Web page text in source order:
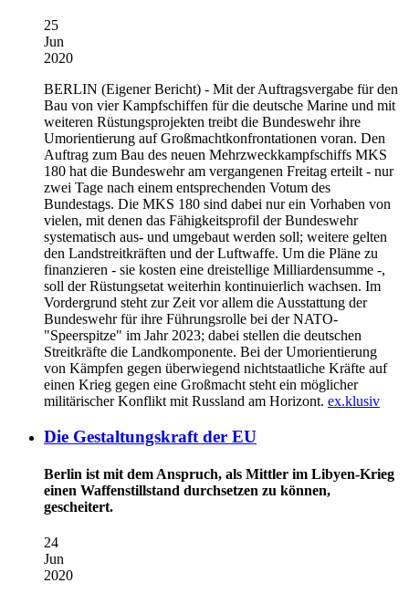
25
Jun
2020
BERLIN (Eigener Bericht) - Mit der Auftragsvergabe für den
Bau von vier Kampfschiffen für die deutsche Marine und mit
weiteren Rüstungsprojekten treibt die Bundeswehr ihre
Umorientierung auf Großmachtkonfrontationen voran. Den
Auftrag zum Bau des neuen Mehrzweckkampfschiffs MKS
180 hat die Bundeswehr am vergangenen Freitag erteilt - nur
zwei Tage nach einem entsprechenden Votum des
Bundestags. Die MKS 180 sind dabei nur ein Vorhaben von
vielen, mit denen das Fähigkeitsprofil der Bundeswehr
systematisch aus- und umgebaut werden soll; weitere gelten
den Landstreitkräften und der Luftwaffe. Um die Pläne zu
finanzieren - sie kosten eine dreistellige Milliardensumme -,
soll der Rüstungsetat weiterhin kontinuierlich wachsen. Im
Vordergrund steht zur Zeit vor allem die Ausstattung der
Bundeswehr für ihre Führungsrolle bei der NATO-
"Speerspitze" im Jahr 2023; dabei stellen die deutschen
Streitkräfte die Landkomponente. Bei der Umorientierung
von Kämpfen gegen überwiegend nichtstaatliche Kräfte auf
einen Krieg gegen eine Großmacht steht ein möglicher
militärischer Konflikt mit Russland am Horizont. ex.klusiv
Die Gestaltungskraft der EU
Berlin ist mit dem Anspruch, als Mittler im Libyen-Krieg
einen Waffenstillstand durchsetzen zu können,
gescheitert.
24
Jun
2020